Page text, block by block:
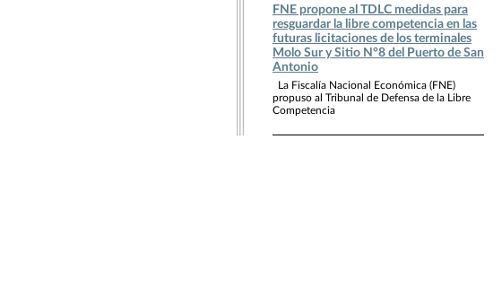
FNE propone al TDLC medidas para
resguardar la libre competencia en las
futuras licitaciones de los terminales
Molo Sur y Sitio N°8 del Puerto de San
Antonio
La Fiscalía Nacional Económica (FNE)
propuso al Tribunal de Defensa de la Libre
Competencia